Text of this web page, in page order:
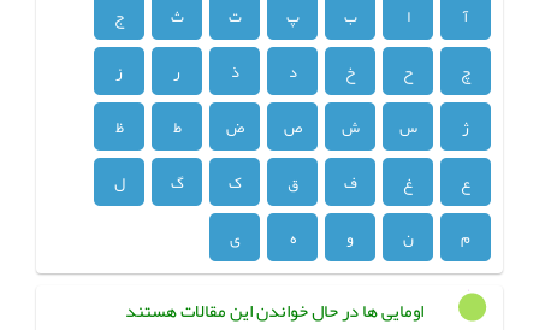
آ ا ب پ ت ث
ج
چ
ح خ د ذ ر
ز
ژ
س ش ص ض ط
ظ
ع
غ ف ق ک گ
ل
م
ن و ه ی
اومایی ها در حال خواندن این مقالات هستند